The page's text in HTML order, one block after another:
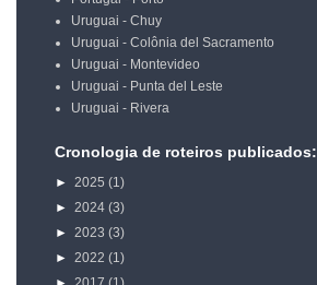
Uruguai - Chuy
Uruguai - Colônia del Sacramento
Uruguai - Montevideo
Uruguai - Punta del Leste
Uruguai - Rivera
Cronologia de roteiros publicados:
► 2025 (1)
► 2024 (3)
► 2023 (3)
► 2022 (1)